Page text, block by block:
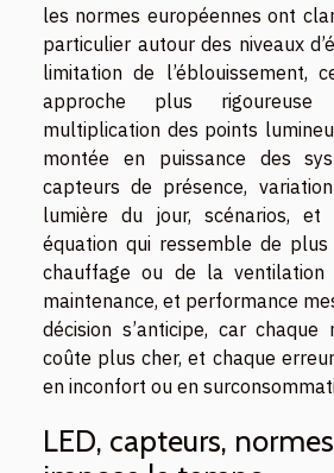
les normes européennes ont
particulier autour des niveaux
limitation de l’éblouissement,
approche plus
multiplication des points
montée en puissance des
capteurs de présence,
lumière du jour, scénarios, et
équation qui ressemble de
chauffage ou de la ventilation
maintenance, et performance
décision s’anticipe, car chaque
coûte plus cher, et chaque
en inconfort ou en
LED, capteurs,